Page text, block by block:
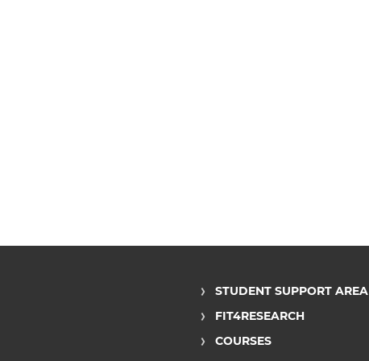
STUDENT SUPPORT AREA
FIT4RESEARCH
COURSES